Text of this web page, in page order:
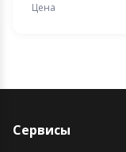
Цена
Сервисы